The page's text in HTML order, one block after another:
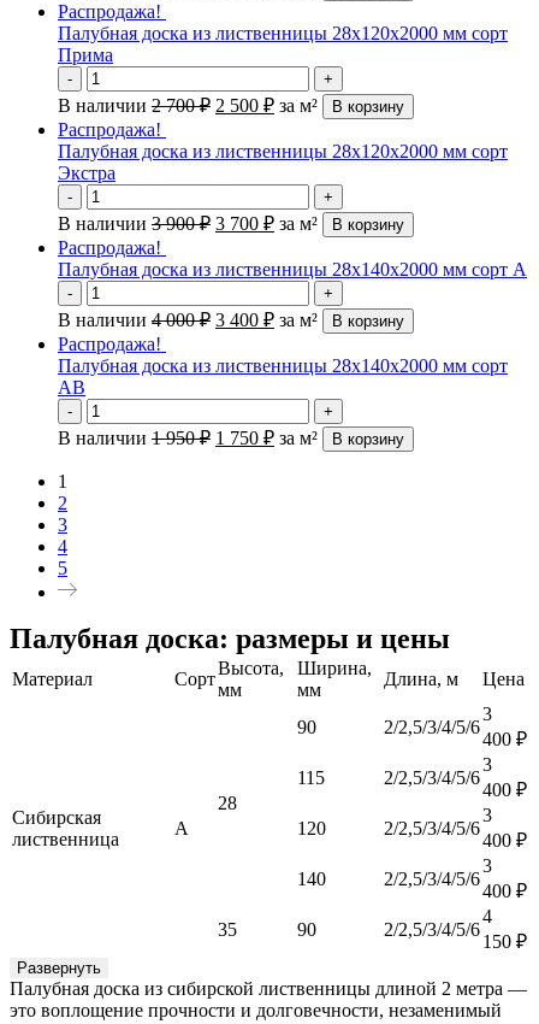
Распродажа!
Палубная доска из лиственницы 28х120х2000 мм сорт
Прима
- +
В наличии 2 700₽ 2 500 ₽ за м² В корзину
Распродажа!
Палубная доска из лиственницы 28х120х2000 мм сорт
Экстра
- +
В наличии 3 900₽ 3 700 ₽ за м² В корзину
Распродажа!
Палубная доска из лиственницы 28х140х2000 мм сорт А
- +
В наличии 4 000₽ 3 400 ₽ за м² В корзину
Распродажа!
Палубная доска из лиственницы 28х140х2000 мм сорт
АВ
- +
В наличии 1 950₽ 1 750 ₽ за м² В корзину
1
2
3
4
5
Палубная доска: размеры и цены
Материал Сорт
Высота,
мм
Ширина,
мм
Длина, м Цена
Сибирская
лиственница
А
28
90 2/2,5/3/4/5/6
3
400 ₽
115
2/2,5/3/4/5/6
3
400 ₽
120
2/2,5/3/4/5/6
3
400 ₽
140
2/2,5/3/4/5/6
3
400 ₽
35
90 2/2,5/3/4/5/6
4
150 ₽
Развернуть
Палубная доска из сибирской лиственницы длиной 2 метра —
это воплощение прочности и долговечности, незаменимый